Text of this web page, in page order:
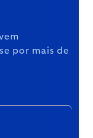
por mais de